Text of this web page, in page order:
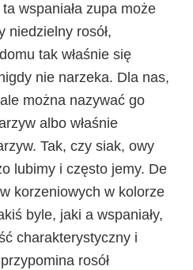
wspaniała zupa może
niedzielny rosół,
tak właśnie się
nie narzeka. Dla nas,
można nazywać go
albo właśnie
Tak, czy siak, owy
lubimy i często jemy. De
korzeniowych w kolorze
byle, jaki a wspaniały,
charakterystyczny i
rosół